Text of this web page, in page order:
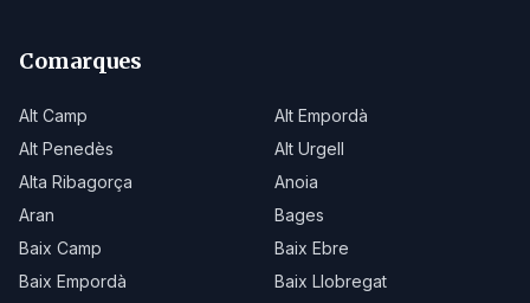
Comarques
Alt Camp
Alt Empordà
Alt Penedès
Alt Urgell
Alta Ribagorça
Anoia
Aran
Bages
Baix Camp
Baix Ebre
Baix Empordà
Baix Llobregat